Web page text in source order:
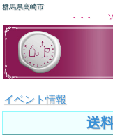
群馬県高崎市
--- ソ
イベント情報
送